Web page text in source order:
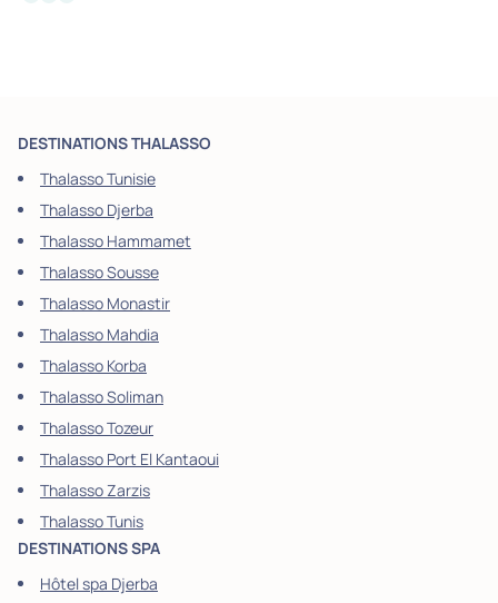
DESTINATIONS THALASSO
Thalasso Tunisie
Thalasso Djerba
Thalasso Hammamet
Thalasso Sousse
Thalasso Monastir
Thalasso Mahdia
Thalasso Korba
Thalasso Soliman
Thalasso Tozeur
Thalasso Port El Kantaoui
Thalasso Zarzis
Thalasso Tunis
DESTINATIONS SPA
Hôtel spa Djerba